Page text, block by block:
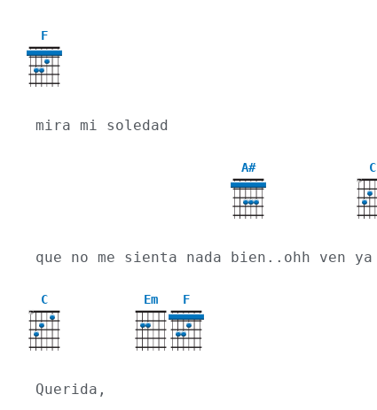
F
mira mi soledad
A# C
X
que no me sienta nada bien..ohh ven ya
C
X
Em F
Querida,